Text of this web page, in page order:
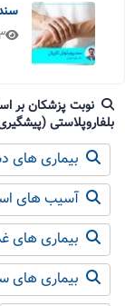
نوبت پزشکان
بلفاروپلاستی
بیماری های
آسیب های
بیماری های
بیماری های